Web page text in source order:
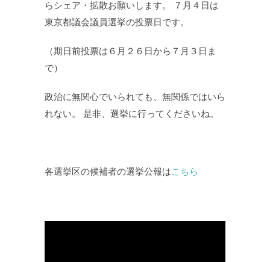
らシェア・拡散お願いします。 ７月４日は
東京都議会議員選挙の投票日です。
（期日前投票は６月２６日から７月３日ま
で）
政治に無関心でいられても、無関係ではいら
れない。 是非、選挙に行ってくださいね。
各選挙区の候補者の選挙公報はこちら